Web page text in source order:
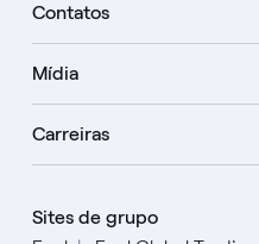
Contatos
Mídia
Carreiras
Sites de grupo